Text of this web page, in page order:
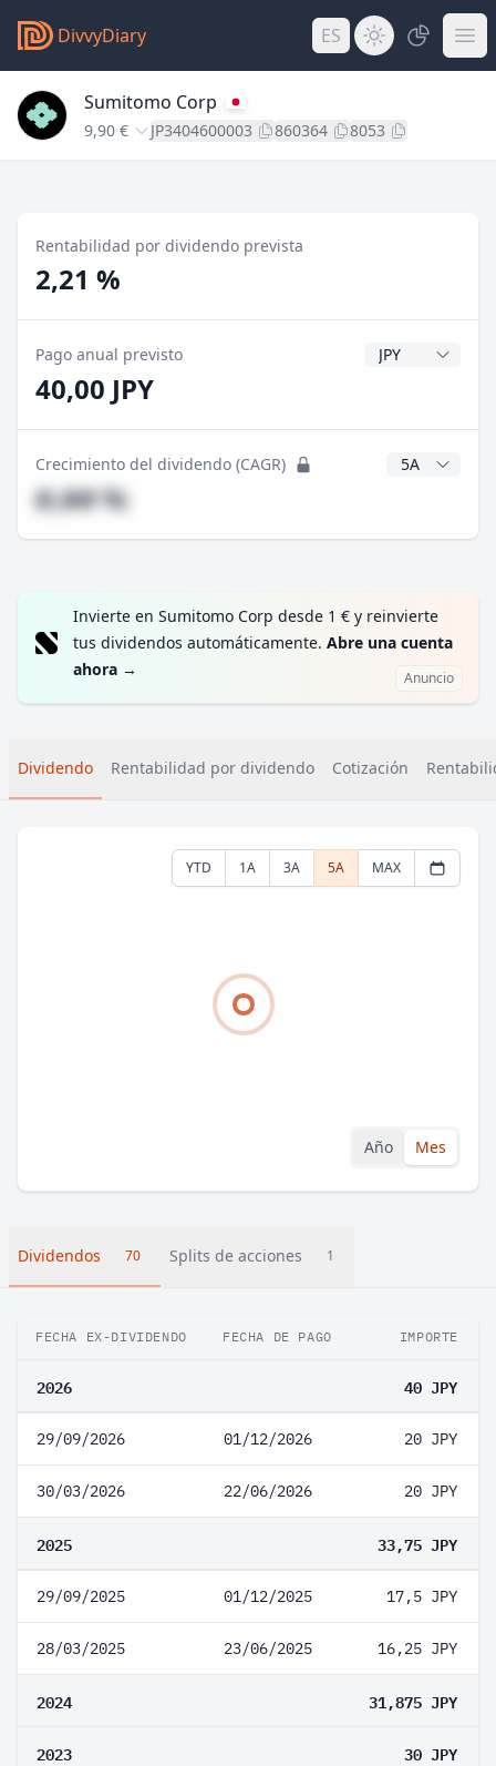
DivvyDiary ES
Sumitomo Corp
9,90 € JP3404600003 860364 8053
Rentabilidad por dividendo prevista
2,21 %
Pago anual previsto Divisa del
40,00 JPY
Crecimiento del dividendo (CAGR) Años CAGR
#,## %
Invierte en Sumitomo Corp desde 1 € y reinvierte
tus dividendos automáticamente. Abre una cuenta
ahora → Anuncio
Dividendo Rentabilidad por dividendo Cotización
YTD 1A 3A 5A MAX
Año Mes
Dividendos 70 Splits de acciones 1
FECHA EX-DIVIDENDO FECHA DE PAGO IMPORTE
2026 40 JPY
29/09/2026 01/12/2026 20 JPY
30/03/2026 22/06/2026 20 JPY
2025 33,75 JPY
29/09/2025 01/12/2025 17,5 JPY
28/03/2025 23/06/2025 16,25 JPY
2024 31,875 JPY
2023 30 JPY